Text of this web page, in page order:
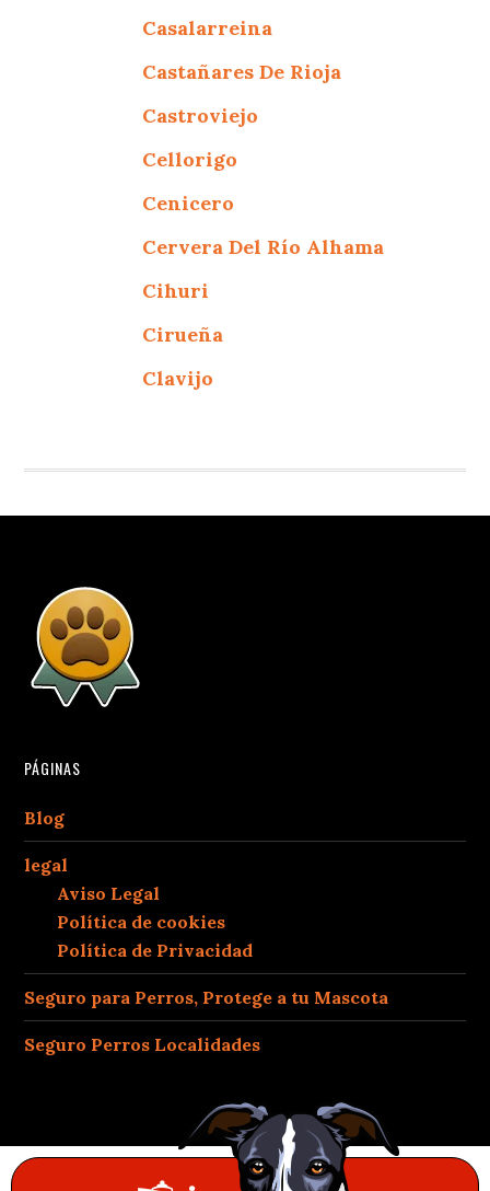
Casalarreina
Castañares De Rioja
Castroviejo
Cellorigo
Cenicero
Cervera Del Río Alhama
Cihuri
Cirueña
Clavijo
PÁGINAS
Blog
legal
Aviso Legal
Política de cookies
Política de Privacidad
Seguro para Perros, Protege a tu Mascota
Seguro Perros Localidades